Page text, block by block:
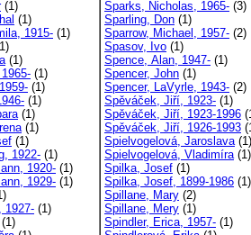
(1)
(1)
1915- (1)
(1)
(1)
(1)
(1)
(1)
(1)
(1)
1922- (1)
1920- (1)
1929- (1)
1927- (1)
(1)
Sparks, Nicholas, 1965- (3)
Sparling, Don (1)
Sparrow, Michael, 1957- (2)
Spasov, Ivo (1)
Spence, Alan, 1947- (1)
Spencer, John (1)
Spencer, LaVyrle, 1943- (2)
Spěváček, Jiří, 1923- (1)
Spěváček, Jiří, 1923-1996
Spěváček, Jiří, 1926-1993
Spielvogelová, Jaroslava(1)
Spielvogelová, Vladimíra(1)
Spilka, Josef (1)
Spilka, Josef, 1899-1986 (1)
Spillane, Mary (2)
Spillane, Mery (1)
Spindler, Erica, 1957- (1)